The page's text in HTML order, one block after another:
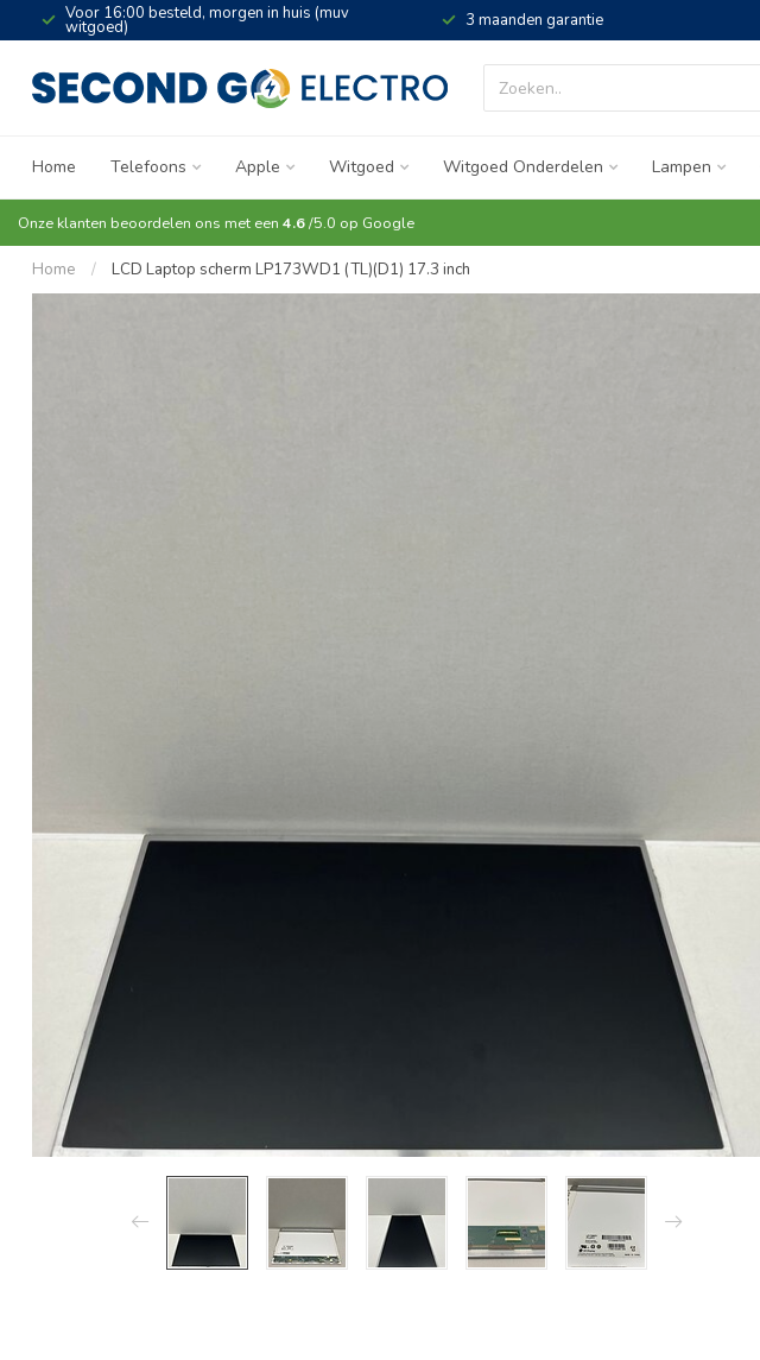
Voor 16:00 besteld, morgen in huis (muv
witgoed) 3 maanden garantie
Home Telefoons Apple Witgoed Witgoed Onderdelen Lampen
Onze klanten beoordelen ons met een 4.6/5.0 op Google
Home / LCD Laptop scherm LP173WD1 (TL)(D1) 17.3 inch